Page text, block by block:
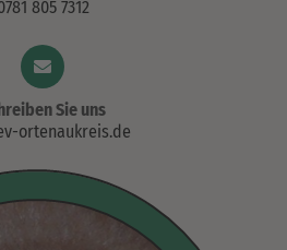
805 7312
Sie uns
ortenaukreis.de